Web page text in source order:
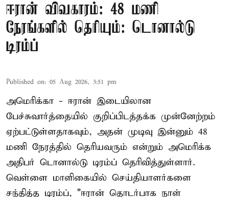
ஈரான் விவகாரம்: 48 மணி
நேரங்களில் தெரியும்: டொனால்டு
டிரம்ப்
Published on: 05 Aug 2026, 3:51 pm
அமெரிக்கா - ஈரான் இடையிலான
பேச்சுவார்த்தையில் குறிப்பிடத்தக்க முன்னேற்றம்
ஏற்பட்டுள்ளதாகவும், அதன் முடிவு இன்னும் 48
மணி நேரத்தில் தெரியவரும் என்றும் அமெரிக்க
அதிபர் டொனால்டு டிரம்ப் தெரிவித்துள்ளார்.
வெள்ளை மாளிகையில் செய்தியாளர்களை
சந்தித்த டிரம்ப், "ஈரான் தொடர்பாக நாள்